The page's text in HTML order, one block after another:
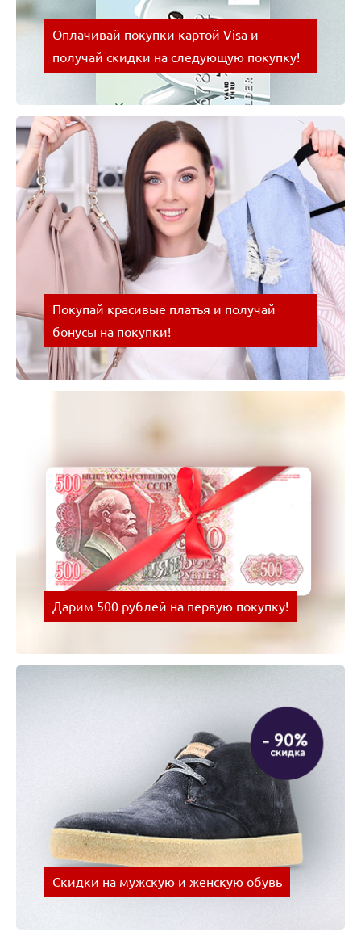
Оплачивай покупки картой Visa и
получай скидки на следующую покупку!
Оплачивай покупки картой Visa и получай скидки
на следующую покупку!
Покупай красивые платья и получай
бонусы на покупки!
Покупай красивые платья и получай бонусы на
покупки! Успевайте воспользоваться выгодным
предложением!
Дарим 500 рублей на первую покупку!
на следующую покупку!
Скидки на мужскую и женскую обувь
на следующую покупку! Оплачивай покупки